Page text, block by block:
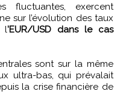
fluctuantes, exercent
sur l’évolution des taux
l’EUR/USD dans le cas
sont sur la même
ultra-bas, qui prévalait
la crise financière de